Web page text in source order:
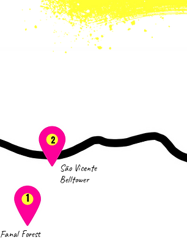
Fanal Forest
São Vicente
Belltower